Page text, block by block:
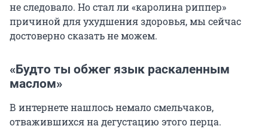
не следовало. Но стал ли «каролина риппер»
причиной для ухудшения здоровья, мы сейчас
достоверно сказать не можем.
«Будто ты обжег язык раскаленным
маслом»
В интернете нашлось немало смельчаков,
отважившихся на дегустацию этого перца.